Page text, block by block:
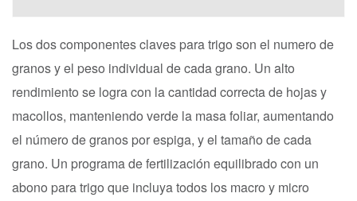
Los dos componentes claves para trigo son el numero de
granos y el peso individual de cada grano. Un alto
rendimiento se logra con la cantidad correcta de hojas y
macollos, manteniendo verde la masa foliar, aumentando
el número de granos por espiga, y el tamaño de cada
grano. Un programa de fertilización equilibrado con un
abono para trigo que incluya todos los macro y micro